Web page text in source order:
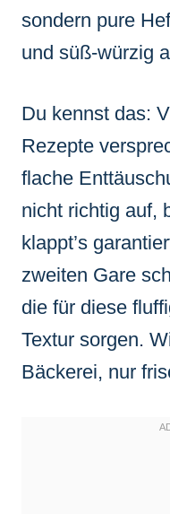
sondern pure
und süß-würzig
Du kennst das:
Rezepte
flache
nicht richtig auf,
klappt’s
zweiten Gare
die für diese
Textur sorgen.
Bäckerei, nur